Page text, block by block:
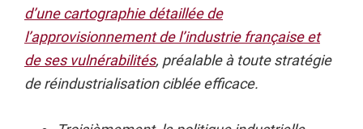
d’une cartographie détaillée de
l’approvisionnement de l’industrie française et
de ses vulnérabilités, préalable à toute stratégie
de réindustrialisation ciblée efficace.